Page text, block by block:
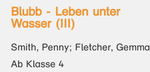
Blubb - Leben unter
Wasser (III)
Smith, Penny; Fletcher, Gemma
Ab Klasse 4